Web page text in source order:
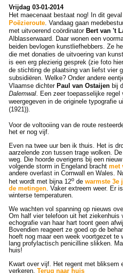
Vrijdag 03-01-2014
Het maecenaat bestaat nog! In dit
Poëzieroute. Vandaag gaan
met uitvoerend coördinator Bert van 't
Alblasserwaard. Daar wonen een
beiden bevlogen kunstliefhebbers. Ze
die met donaties de uitvoering van
is een erg plezierig gesprek (zie foto
de stichting de plaatsing van liefst vier
subsidiëren. Welke? Onder andere
Vlaamse dichter Paul van Ostaijenbij
Dalemwal. Een zeer toepasselijke regel
weergegeven in de originele typografie
(1921)).
Voor de voltooiing van de route
het er nog vijf.
Even na twee uur ben ik thuis. Het is
aarzelende zon tussen trage wolken.
weg. Die hoorde overigens bij een
volgende storm in Engeland bracht met
andere overlast in Cornwall en Wales.
het wordt met bijna 12ode warmste 3e
de metingen. Vaker extreem weer. Er
winterse temperaturen.
We wachten vol spanning op nieuws
Om half vier telefoon uit het ziekenhuis
echografie van haar hart toont geen
Bovendien reageert ze goed op de
hoeft nog maar een week voortgezet te
lang profylactisch penicilline slikken.
huis!
Kwart over vijf. Het regent met bliksem
verkeren. Terug naar huis